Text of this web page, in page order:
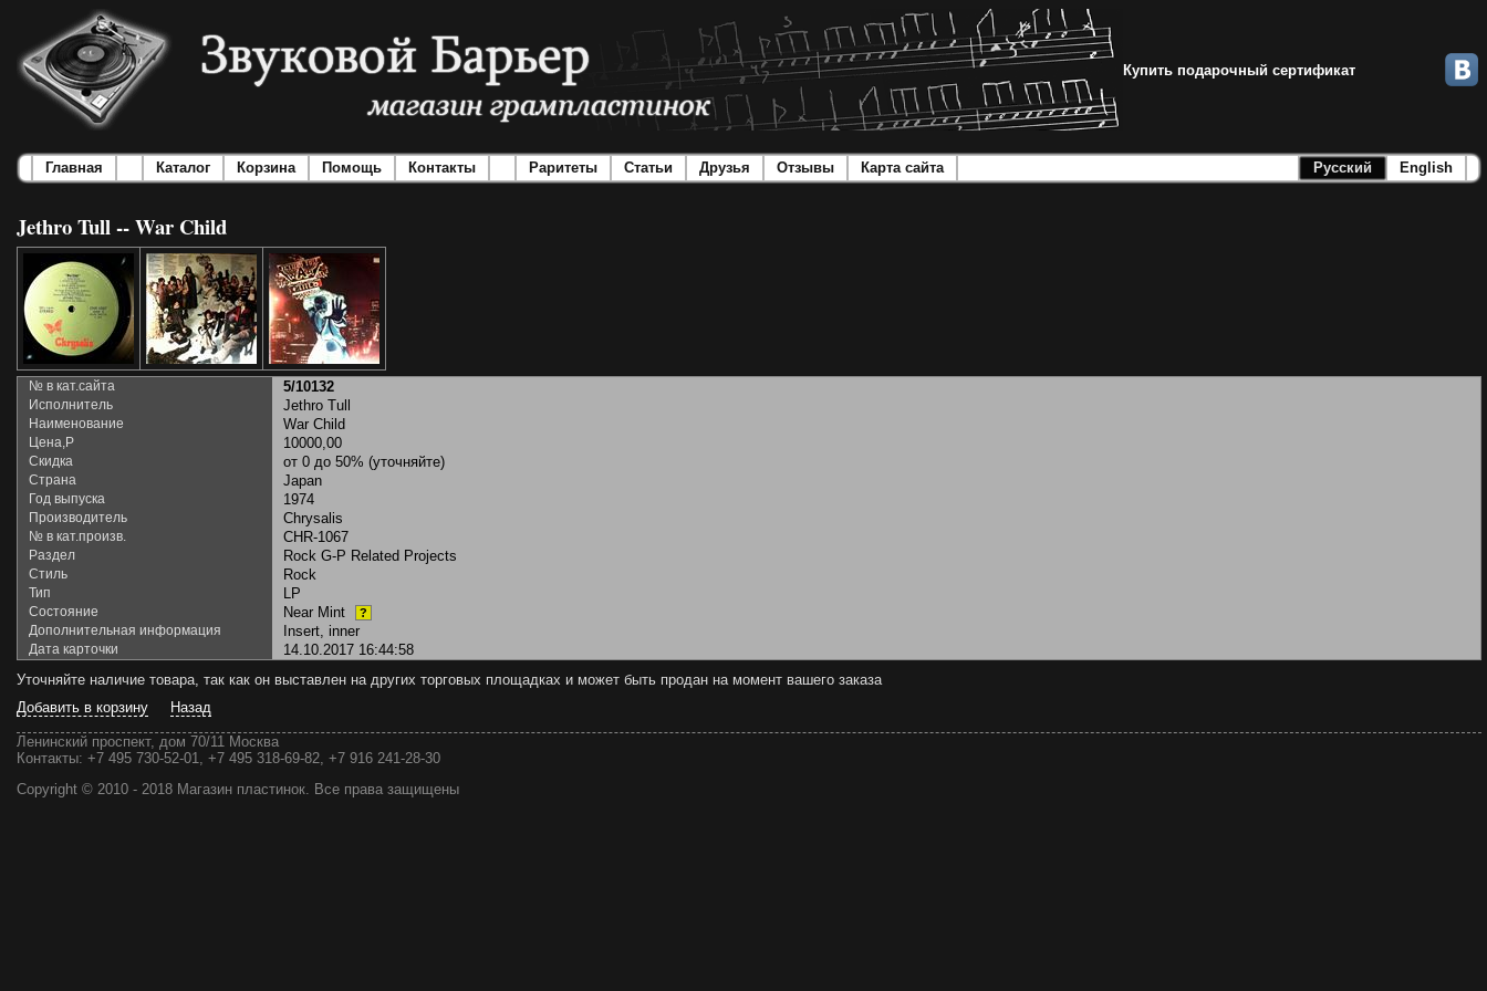
Купить подарочный сертификат
Главная Каталог Корзина Помощь Контакты Раритеты Статьи Друзья Отзывы Карта сайта Русский English
Jethro Tull -- War Child
№ в кат.сайта 5/10132
Исполнитель Jethro Tull
Наименование War Child
Цена,Р 10000,00
Скидка от 0 до 50% (уточняйте)
Страна Japan
Год выпуска 1974
Производитель Chrysalis
№ в кат.произв. CHR-1067
Раздел Rock G-P Related Projects
Стиль Rock
Тип LP
Состояние Near Mint ?
Дополнительная информация Insert, inner
Дата карточки
14.10.2017 16:44:58
Уточняйте наличие товара, так как он выставлен на других торговых площадках и может быть продан на момент вашего заказа
Добавить в корзину
Назад
Ленинский проспект, дом 70/11 Москва
Контакты: +7 495 730-52-01, +7 495 318-69-82, +7 916 241-28-30
Copyright © 2010 - 2018 Магазин пластинок. Все права защищены